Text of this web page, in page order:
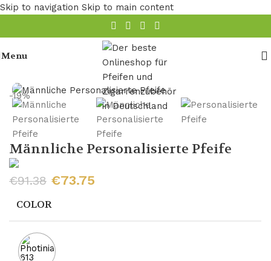
Skip to navigation Skip to main content
Menu
Holz Pfeife/Bruyere Pfeifen
-19%
Männliche Personalisierte Pfeife
€91.38 €73.75
COLOR